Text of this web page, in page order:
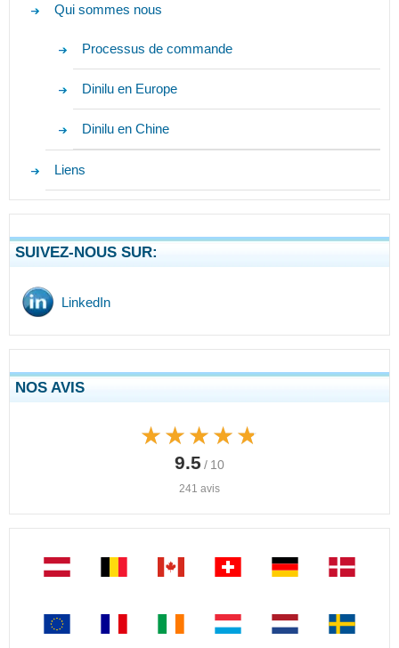
Qui sommes nous
Processus de commande
Dinilu en Europe
Dinilu en Chine
Liens
SUIVEZ-NOUS SUR:
LinkedIn
NOS AVIS
★★★★★
★★★★★
9.5 / 10
241 avis